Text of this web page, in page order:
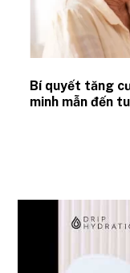
Bí quyết tăng
minh mẫn đến